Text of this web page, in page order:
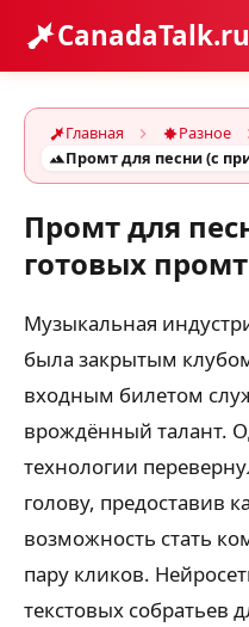
CanadaTalk.ru
Главная
Разное
Промт для
готовых
Музыкальная
была закрытым
входным билетом
врождённый талант.
технологии
голову, предоставив
возможность стать
пару кликов.
текстовых собратьев